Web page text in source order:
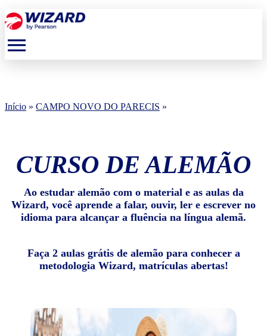
menu
Início » CAMPO NOVO DO PARECIS »
CURSO DE ALEMÃO
Ao estudar alemão com o material e as aulas da
Wizard, você aprende a falar, ouvir, ler e escrever no
idioma para alcançar a fluência na língua alemã.
Faça 2 aulas grátis de alemão para conhecer a
metodologia Wizard, matrículas abertas!